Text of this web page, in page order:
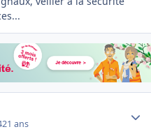
21 ans